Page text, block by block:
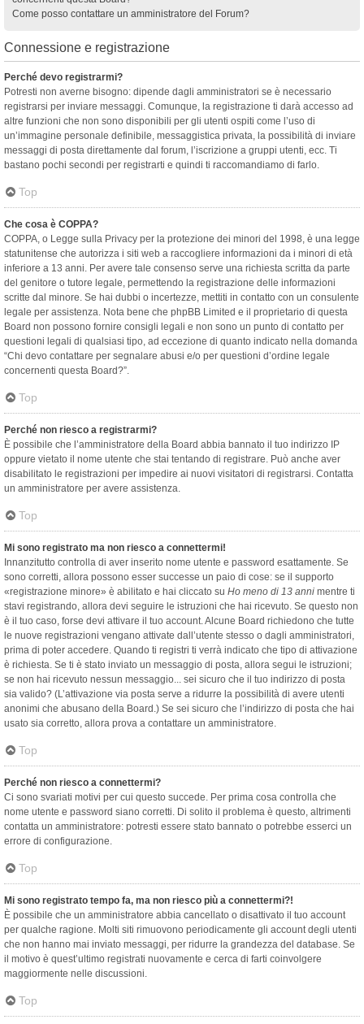
Come posso contattare un amministratore del Forum?
Connessione e registrazione
Perché devo registrarmi?
Potresti non averne bisogno: dipende dagli amministratori se è necessario
registrarsi per inviare messaggi. Comunque, la registrazione ti darà accesso ad
altre funzioni che non sono disponibili per gli utenti ospiti come l’uso di
un’immagine personale definibile, messaggistica privata, la possibilità di inviare
messaggi di posta direttamente dal forum, l’iscrizione a gruppi utenti, ecc. Ti
bastano pochi secondi per registrarti e quindi ti raccomandiamo di farlo.
Top
Che cosa è COPPA?
COPPA, o Legge sulla Privacy per la protezione dei minori del 1998, è una legge
statunitense che autorizza i siti web a raccogliere informazioni da i minori di età
inferiore a 13 anni. Per avere tale consenso serve una richiesta scritta da parte
del genitore o tutore legale, permettendo la registrazione delle informazioni
scritte dal minore. Se hai dubbi o incertezze, mettiti in contatto con un consulente
legale per assistenza. Nota bene che phpBB Limited e il proprietario di questa
Board non possono fornire consigli legali e non sono un punto di contatto per
questioni legali di qualsiasi tipo, ad eccezione di quanto indicato nella domanda
“Chi devo contattare per segnalare abusi e/o per questioni d’ordine legale
concernenti questa Board?”.
Top
Perché non riesco a registrarmi?
È possibile che l’amministratore della Board abbia bannato il tuo indirizzo IP
oppure vietato il nome utente che stai tentando di registrare. Può anche aver
disabilitato le registrazioni per impedire ai nuovi visitatori di registrarsi. Contatta
un amministratore per avere assistenza.
Top
Mi sono registrato ma non riesco a connettermi!
Innanzitutto controlla di aver inserito nome utente e password esattamente. Se
sono corretti, allora possono esser successe un paio di cose: se il supporto
«registrazione minore» è abilitato e hai cliccato su Ho meno di 13 anni mentre ti
stavi registrando, allora devi seguire le istruzioni che hai ricevuto. Se questo non
è il tuo caso, forse devi attivare il tuo account. Alcune Board richiedono che tutte
le nuove registrazioni vengano attivate dall’utente stesso o dagli amministratori,
prima di poter accedere. Quando ti registri ti verrà indicato che tipo di attivazione
è richiesta. Se ti è stato inviato un messaggio di posta, allora segui le istruzioni;
se non hai ricevuto nessun messaggio... sei sicuro che il tuo indirizzo di posta
sia valido? (L’attivazione via posta serve a ridurre la possibilità di avere utenti
anonimi che abusano della Board.) Se sei sicuro che l’indirizzo di posta che hai
usato sia corretto, allora prova a contattare un amministratore.
Top
Perché non riesco a connettermi?
Ci sono svariati motivi per cui questo succede. Per prima cosa controlla che
nome utente e password siano corretti. Di solito il problema è questo, altrimenti
contatta un amministratore: potresti essere stato bannato o potrebbe esserci un
errore di configurazione.
Top
Mi sono registrato tempo fa, ma non riesco più a connettermi?!
È possibile che un amministratore abbia cancellato o disattivato il tuo account
per qualche ragione. Molti siti rimuovono periodicamente gli account degli utenti
che non hanno mai inviato messaggi, per ridurre la grandezza del database. Se
il motivo è quest’ultimo registrati nuovamente e cerca di farti coinvolgere
maggiormente nelle discussioni.
Top